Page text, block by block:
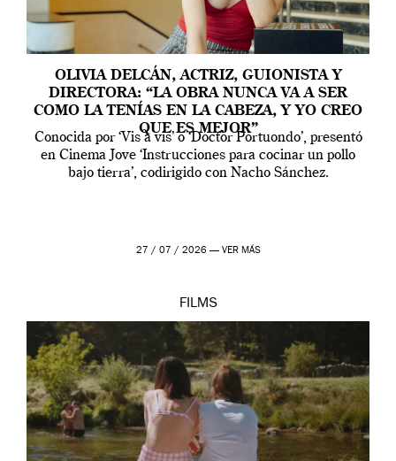
OLIVIA DELCÁN, ACTRIZ, GUIONISTA Y
DIRECTORA: “LA OBRA NUNCA VA A SER
COMO LA TENÍAS EN LA CABEZA, Y YO CREO
QUE ES MEJOR”
Conocida por ‘Vis a vis’ o ‘Doctor Portuondo’, presentó
en Cinema Jove ‘Instrucciones para cocinar un pollo
bajo tierra’, codirigido con Nacho Sánchez.
27 / 07 / 2026 — VER MÁS
FILMS